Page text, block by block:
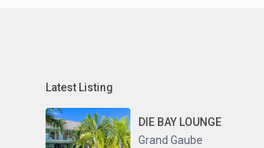
Latest Listing
DIE BAY LOUNGE
Grand Gaube